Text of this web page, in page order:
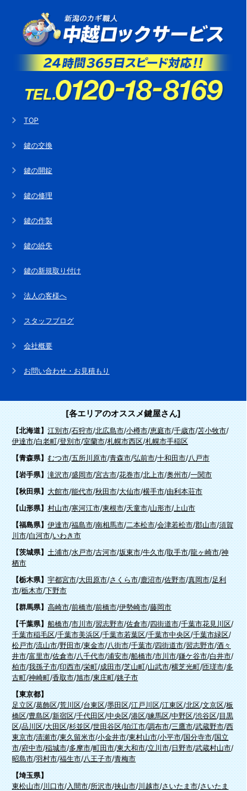
TOP
鍵の交換
鍵の開錠
鍵の修理
鍵の作製
鍵の紛失
鍵の新規取り付け
法人の客様へ
スタッフブログ
会社概要
お問い合わせ・お見積もり
[各エリアのオススメ鍵屋さん]
【北海道】 江別市/石狩市/北広島市/小樽市/恵庭市/千歳市/苫小牧市/
伊達市/白老町/登別市/室蘭市/札幌市西区/札幌市手稲区
【青森県】 むつ市/五所川原市/青森市/弘前市/十和田市/八戸市
【岩手県】 滝沢市/盛岡市/宮古市/花巻市/北上市/奥州市/一関市
【秋田県】 大館市/能代市/秋田市/大仙市/横手市/由利本荘市
【山形県】 村山市/寒河江市/東根市/天童市/山形市/ 上山市
【福島県】 伊達市/福島市/南相馬市/二本松市/会津若松市/郡山市/須賀
川市/白河市/いわき市
【茨城県】 土浦市/水戸市/古河市/坂東市/牛久市/取手市/龍ヶ崎市/神
栖市
【栃木県】 宇都宮市/大田原市/さくら市/鹿沼市/佐野市/真岡市/足利
市/栃木市/下野市
【群馬県】 高崎市/前橋市/前橋市/伊勢崎市/藤岡市
【千葉県】 船橋市/市川市/習志野市/佐倉市/四街道市/千葉市花見川区/
千葉市稲毛区/千葉市美浜区/千葉市若葉区/千葉市中央区/千葉市緑区/
松戸市/流山市/野田市/東金市/八街市/千葉市/四街道市/習志野市/酒々
井市/富里市/佐倉市/八千代市/浦安市/船橋市/市川市/鎌ケ谷市/白井市/
柏市/我孫子市/印西市/栄町/成田市/芝山町/山武市/横芝光町/匝瑳市/多
古町/神崎町/香取市/旭市/東庄町/銚子市
【東京都】
足立区/葛飾区/荒川区/台東区/墨田区/江戸川区/江東区/北区/文京区/板
橋区/豊島区/新宿区/千代田区/中央区/港区/練馬区/中野区/渋谷区/目黒
区/品川区/大田区/杉並区/世田谷区/狛江市/調布市/三鷹市/武蔵野市/西
東京市/清瀬市/東久留米市/小金井市/東村山市/小平市/国分寺市/国立
市/府中市/稲城市/多摩市/町田市/東大和市/立川市/日野市/武蔵村山市/
昭島市/羽村市/福生市/八王子市/青梅市
【埼玉県】
東松山市/川口市/ 入間市/所沢市/挟山市/川越市/さいたま市/さいたま